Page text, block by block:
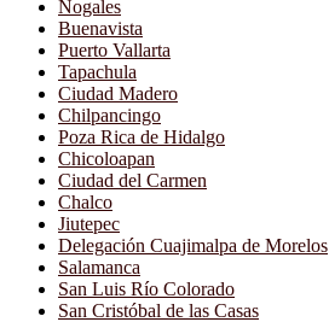
Nogales
Buenavista
Puerto Vallarta
Tapachula
Ciudad Madero
Chilpancingo
Poza Rica de Hidalgo
Chicoloapan
Ciudad del Carmen
Chalco
Jiutepec
Delegación Cuajimalpa de Morelos
Salamanca
San Luis Río Colorado
San Cristóbal de las Casas